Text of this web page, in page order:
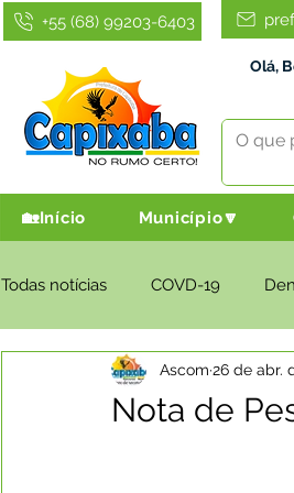
+55 (68) 99203-6403
Olá,
🏡Início Município🔽
Todas notícias COVD-19
Infraestrutura e Obras
Nota de
Ascom 26 de abr.